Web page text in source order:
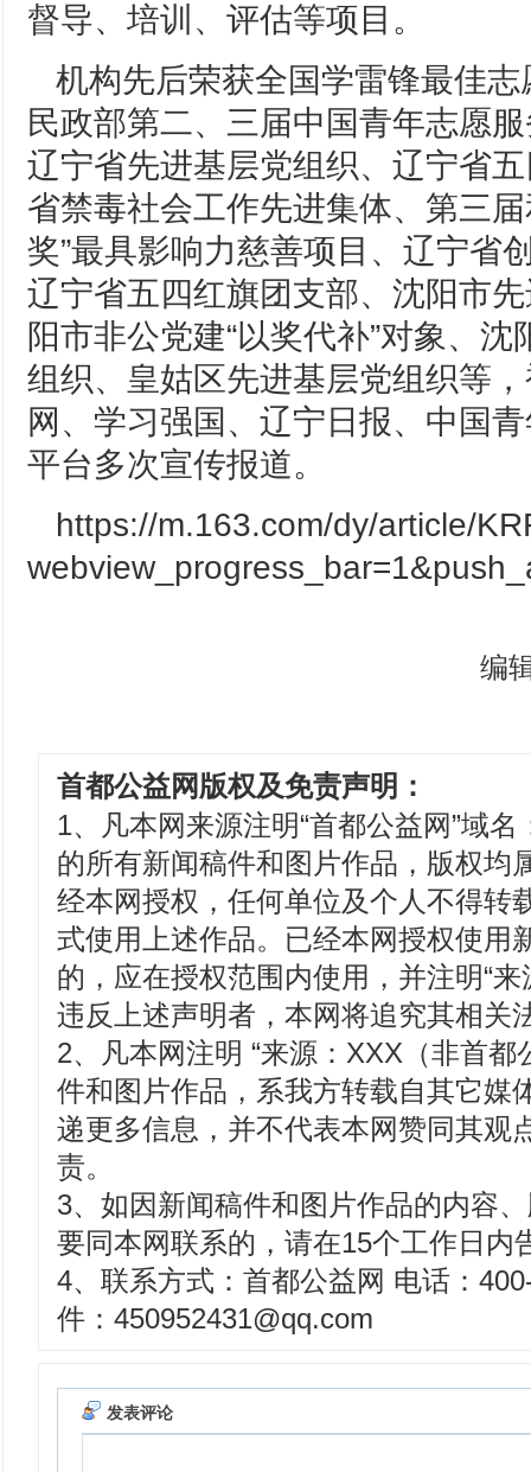
督导、培训、评估等项目。
机构先后荣获全国学雷锋最佳
民政部第二、三届中国青年志愿
辽宁省先进基层党组织、辽宁省
省禁毒社会工作先进集体、第三
奖”最具影响力慈善项目、辽宁省
辽宁省五四红旗团支部、沈阳市
阳市非公党建“以奖代补”对象、
组织、皇姑区先进基层党组织等
网、学习强国、辽宁日报、中国
平台多次宣传报道。
https://m.163.com/dy/article/
编
首都公益网版权及免责声明：
1、凡本网来源注明“首都公益网”域名
的所有新闻稿件和图片作品，版权均
经本网授权，任何单位及个人不得转
式使用上述作品。已经本网授权使用
的，应在授权范围内使用，并注明“
违反上述声明者，本网将追究其相关
2、凡本网注明 “来源：XXX（非首都
件和图片作品，系我方转载自其它媒
递更多信息，并不代表本网赞同其观
责。
3、如因新闻稿件和图片作品的内容
要同本网联系的，请在15个工作日内
4、联系方式：首都公益网 电话：
件：450952431@qq.com